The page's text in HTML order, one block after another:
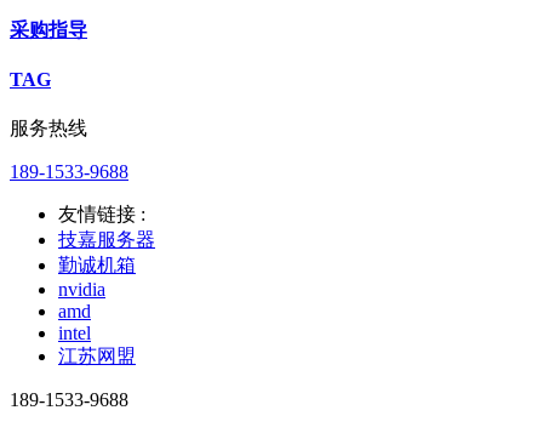
采购指导
TAG
服务热线
189-1533-9688
友情链接 :
技嘉服务器
勤诚机箱
nvidia
amd
intel
江苏网盟
189-1533-9688